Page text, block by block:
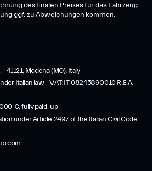
des finalen Preises für das Fahrzeug
ggf. zu Abweichungen kommen.
41121, Modena (MO), Italy
Italian law - VAT: IT 08245890010 R.E.A.
€, fully paid-up
under Article 2497 of the Italian Civil Code: